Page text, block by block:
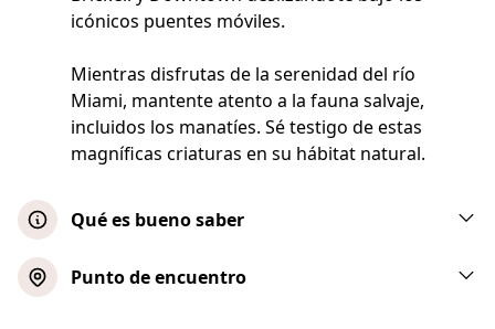
icónicos puentes móviles.
Mientras disfrutas de la serenidad del río
Miami, mantente atento a la fauna salvaje,
incluidos los manatíes. Sé testigo de estas
magníficas criaturas en su hábitat natural.
Qué es bueno saber
Las bebidas alcohólicas son sólo para
Punto de encuentro